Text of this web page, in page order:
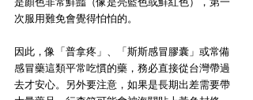
次服用難免會覺得怕怕的。
因此，像「普拿疼」、「斯斯感冒膠囊」或常備
感冒藥這類平常吃慣的藥，務必直接從台灣帶過
去才安心。另外要注意，如果是長期出差需要帶